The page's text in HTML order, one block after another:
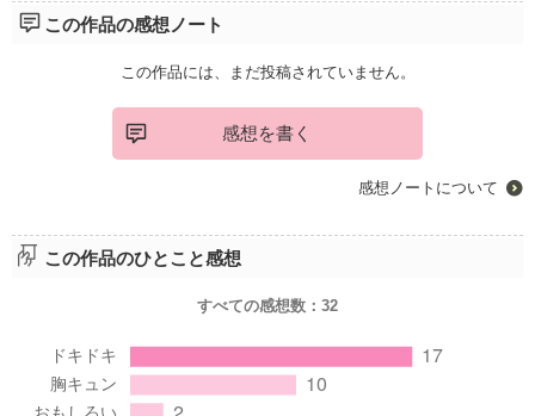
この作品の感想ノート
この作品には、まだ投稿されていません。
感想を書く
感想ノートについて
この作品のひとこと感想
すべての感想数： 32